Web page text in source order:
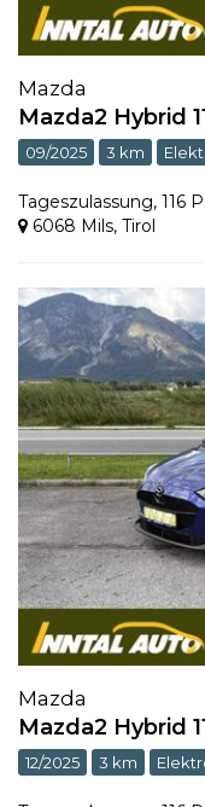
Mazda
Mazda2 Hybrid
09/2025 3 km
Tageszulassung, 116
6068 Mils, Tirol
Mazda
Mazda2 Hybrid
12/2025 3 km